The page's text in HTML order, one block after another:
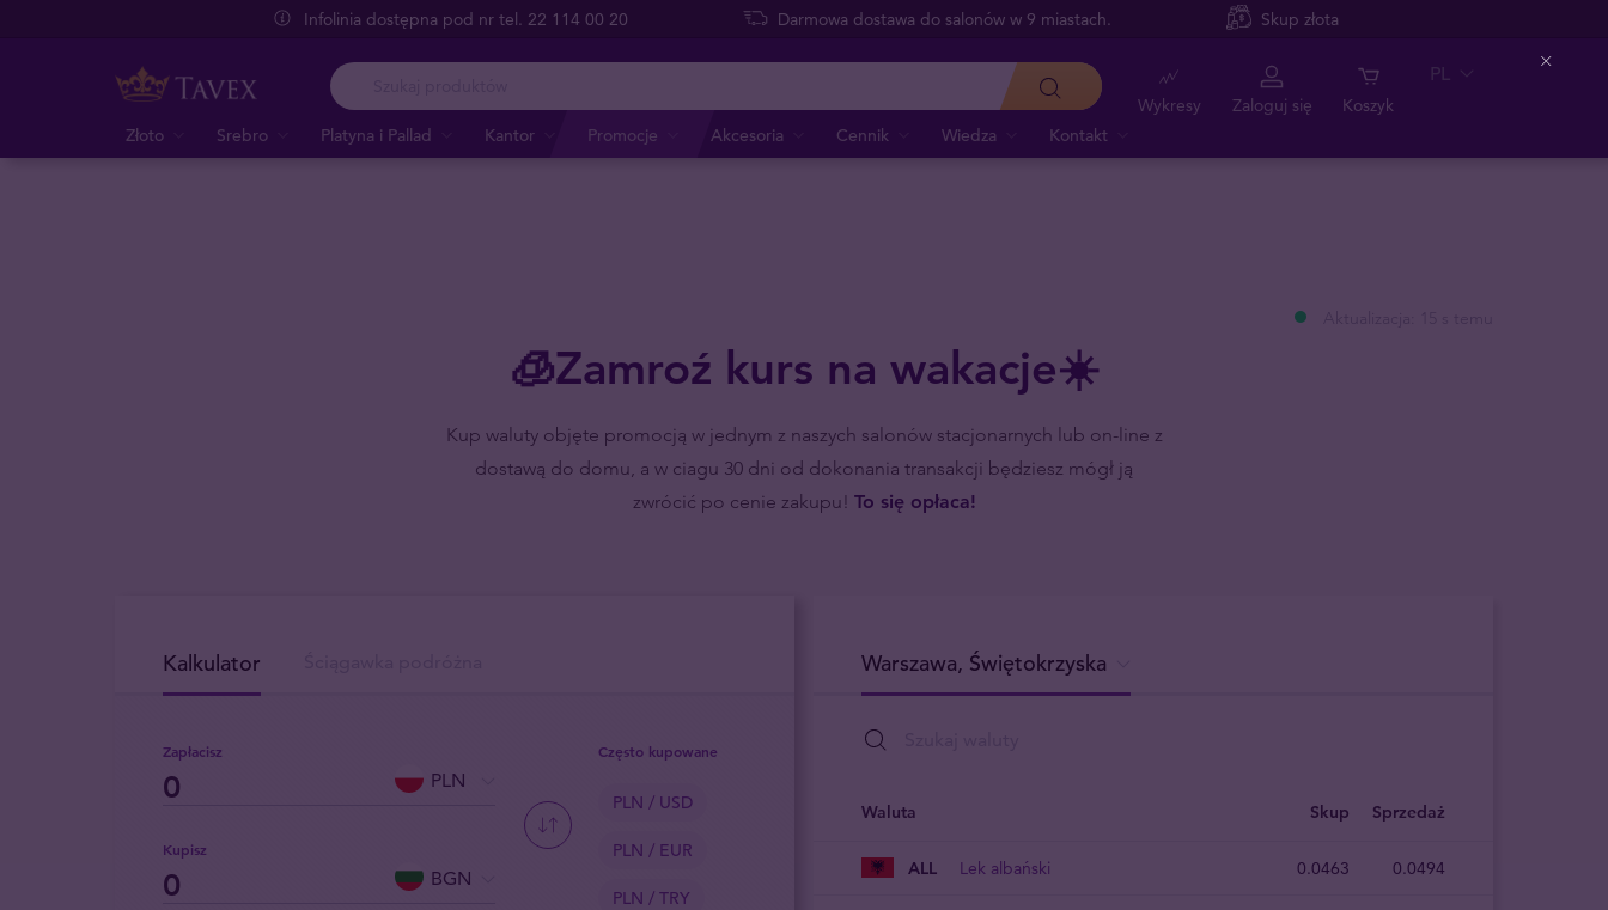
Infolinia dostępna pod nr tel. 22 114 00 20 Darmowa dostawa do salonów w 9 miastach. Skup złota
Złoto Srebro Platyna i Pallad Kantor Promocje Akcesoria Cennik Wiedza Kontakt
Wykresy Zaloguj się Koszyk
PL
🧊Zamroź kurs na wakacje☀️
Kup waluty objęte promocją w jednym z naszych salonów stacjonarnych lub on-line z
dostawą do domu, a w ciagu 30 dni od dokonania transakcji będziesz mógł ją
zwrócić po cenie zakupu! To się opłaca!
Kalkulator
Zapłacisz
PLN
Kupisz
BGN
Często kupowane
PLN / USD
PLN / EUR
PLN / TRY
Warszawa, Świętokrzyska
Waluta Skup Sprzedaż
ALL Lek albański 0.0463 0.0494
Close